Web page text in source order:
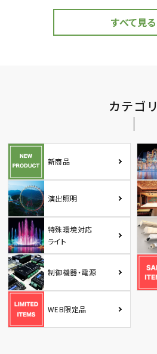
すべて見る
カテゴリ
新商品
演出照明
特殊環境対応
ライト
制御機器・電源
WEB限定品